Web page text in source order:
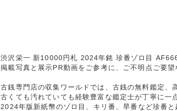
渋沢栄一 新10000円札 2024年銘 珍番ゾロ目
掲載写真と展示PR動画をご参考に、ご不明点ご要
古銭専門店の収集ワールドでは、古銭の無料鑑定、
古くても汚れていても経験豊富な鑑定士が丁寧に一
2024年版新紙幣のゾロ目、キリ番、早番など珍番と